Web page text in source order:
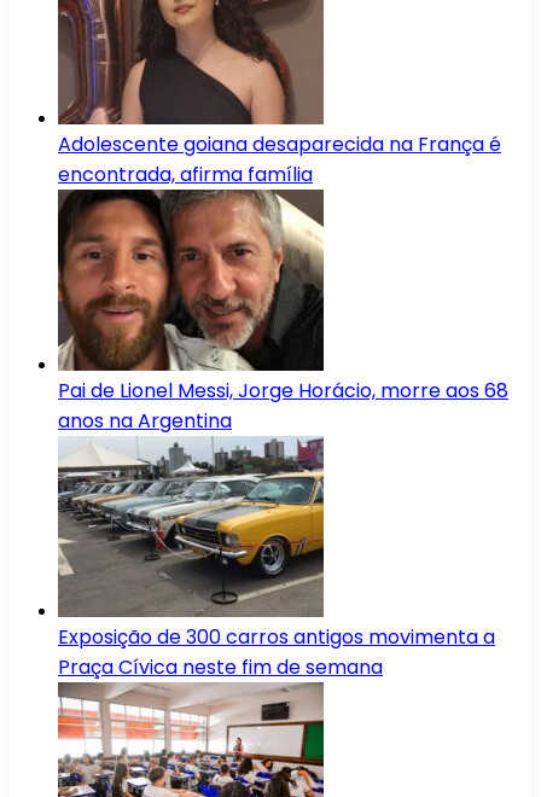
Adolescente goiana desaparecida na França é
encontrada, afirma família
Pai de Lionel Messi, Jorge Horácio, morre aos 68
anos na Argentina
Exposição de 300 carros antigos movimenta a
Praça Cívica neste fim de semana